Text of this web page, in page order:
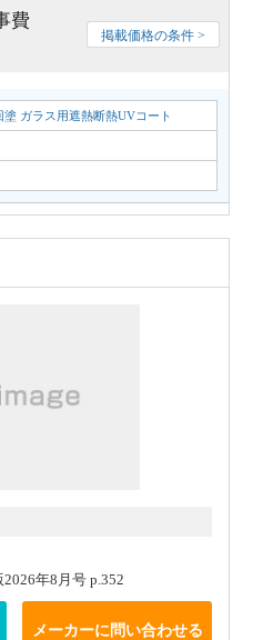
費
掲載価格の条件 >
ガラス用遮熱断熱UVコート
年8月号 p.352
メーカーに問い合わせる